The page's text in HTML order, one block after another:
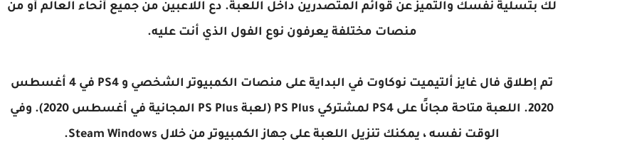
لك بتسلية نفسك والتميز عن قوائم المتصدرين داخل اللعبة. دع اللاعبين من جميع أنحاء العالم أو من
منصات مختلفة يعرفون نوع الفول الذي أنت عليه.
تم إطلاق فال غايز ألتيميت نوكاوت في البداية على منصات الكمبيوتر الشخصي و PS4 في 4 أغسطس
2020. اللعبة متاحة مجانًا على PS4 لمشتركي PS Plus (لعبة PS Plus المجانية في أغسطس 2020). وفي
الوقت نفسه ، يمكنك تنزيل اللعبة على جهاز الكمبيوتر من خلال Steam Windows.